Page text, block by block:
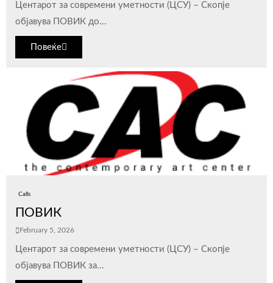
Центарот за современи уметности (ЦСУ) – Скопје
објавува ПОВИК до...
Повеќе
Calls
ПОВИК
February 5, 2026
Центарот за современи уметности (ЦСУ) – Скопје
објавува ПОВИК за...